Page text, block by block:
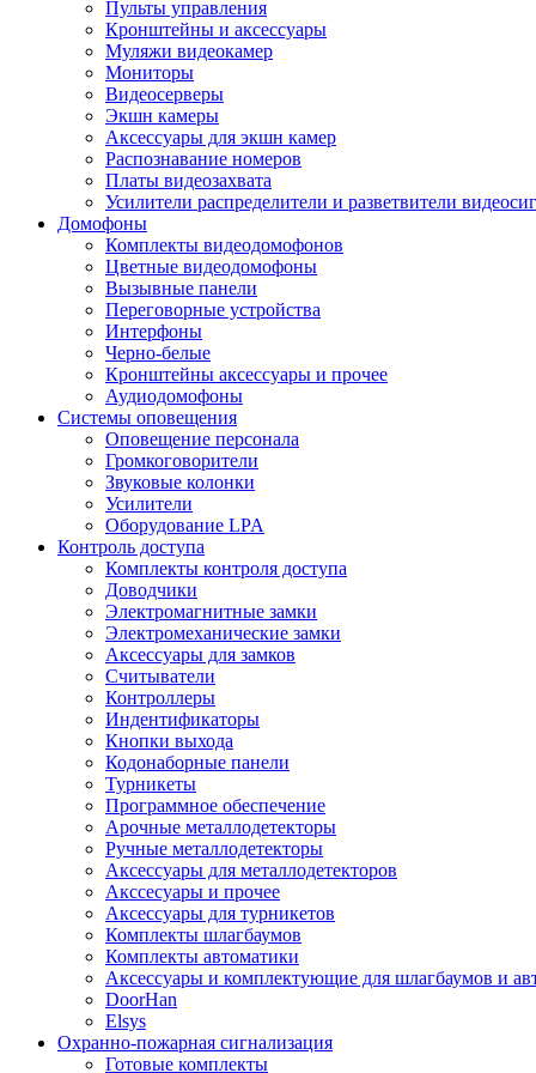
Пульты управления
Кронштейны и аксессуары
Муляжи видеокамер
Мониторы
Видеосерверы
Экшн камеры
Аксессуары для экшн камер
Распознавание номеров
Платы видеозахвата
Усилители распределители и разветвители
Домофоны
Комплекты видеодомофонов
Цветные видеодомофоны
Вызывные панели
Переговорные устройства
Интерфоны
Черно-белые
Кронштейны аксессуары и прочее
Аудиодомофоны
Системы оповещения
Оповещение персонала
Громкоговорители
Звуковые колонки
Усилители
Оборудование LPA
Контроль доступа
Комплекты контроля доступа
Доводчики
Электромагнитные замки
Электромеханические замки
Аксессуары для замков
Считыватели
Контроллеры
Индентификаторы
Кнопки выхода
Кодонаборные панели
Турникеты
Программное обеспечение
Арочные металлодетекторы
Ручные металлодетекторы
Аксессуары для металлодетекторов
Акссесуары и прочее
Аксессуары для турникетов
Комплекты шлагбаумов
Комплекты автоматики
Аксессуары и комплектующие для шлагбаумов и
DoorHan
Elsys
Охранно-пожарная сигнализация
Готовые комплекты